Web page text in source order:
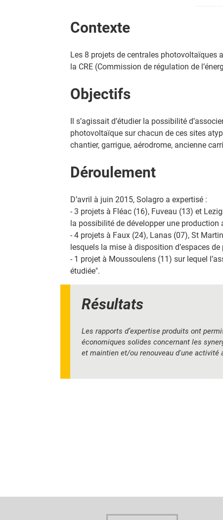
Contexte
Les 8 projets de centrales photovoltaïques
la CRE (Commission de régulation de
Objectifs
Il s’agissait d’étudier la possibilité
photovoltaïque sur chacun de ces sites
chantier, garrigue, aérodrome, ancienne
Déroulement
D’avril à juin 2015, Solagro a expertisé :
- 3 projets à Fléac (16), Fuveau (13) et
la possibilité de développer une production
- 4 projets à Faux (24), Lanas (07), St
lesquels la mise à disposition d’espaces
- 1 projet à Moussoulens (11) sur lequel
étudiée".
Résultats
Les rapports d’expertise produits ont
économiques solides concernant les
et maintien et/ou renouveau d'une